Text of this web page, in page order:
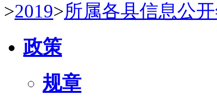
>2019>所属各县信息公
政策
规章